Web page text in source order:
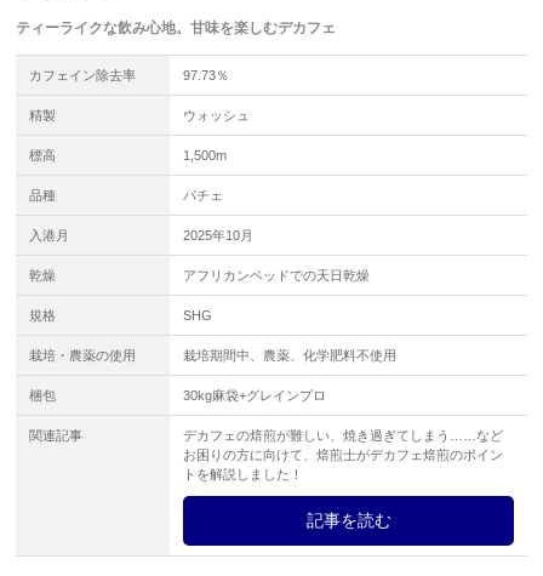
ティーライクな飲み心地。甘味を楽しむデカフェ
カフェイン除去率 97.73％
精製 ウォッシュ
標高 1,500m
品種 パチェ
入港月 2025年10月
乾燥 アフリカンベッドでの天日乾燥
規格 SHG
栽培・農薬の使用 栽培期間中、農薬、化学肥料不使用
梱包 30kg麻袋+グレインプロ
関連記事
デカフェの焙煎が難しい、焼き過ぎてしまう……など
お困りの方に向けて、焙煎士がデカフェ焙煎のポイン
トを解説しました！
記事を読む